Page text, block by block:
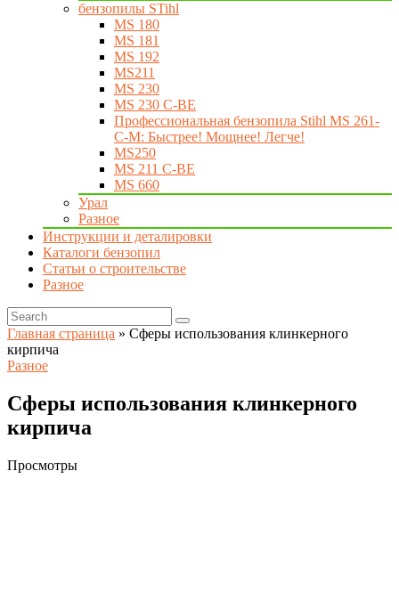
бензопилы STihl
MS 180
MS 181
MS 192
MS211
MS 230
MS 230 C-BE
Профессиональная бензопила Stihl MS 261-
C-M: Быстрее! Мощнее! Легче!
MS250
MS 211 C-BE
MS 660
Урал
Разное
Инструкции и деталировки
Каталоги бензопил
Статьи о строительстве
Разное
Главная страница » Сферы использования клинкерного
кирпича
Разное
Сферы использования клинкерного
кирпича
Просмотры